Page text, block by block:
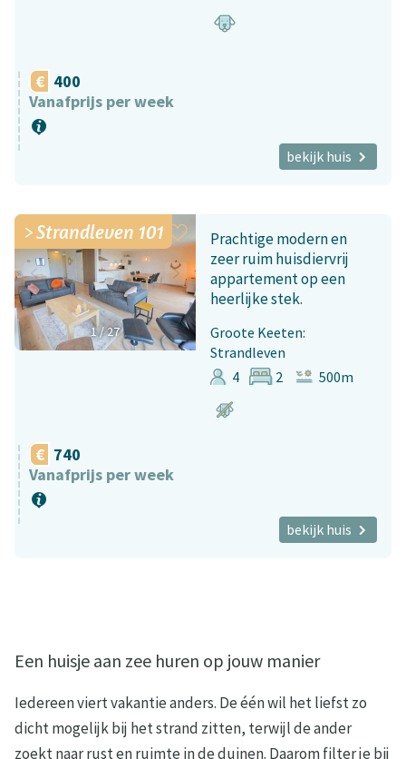
400
Vanafprijs per week
bekijk huis
1/27
Strandleven 101
Prachtige modern en
zeer ruim huisdiervrij
appartement op een
heerlijke stek.
Groote Keeten:
Strandleven
4
2 500m
740
Vanafprijs per week
bekijk huis
Een huisje aan zee huren op jouw manier
Iedereen viert vakantie anders. De één wil het liefst zo
dicht mogelijk bij het strand zitten, terwijl de ander
zoekt naar rust en ruimte in de duinen. Daarom filter je bij